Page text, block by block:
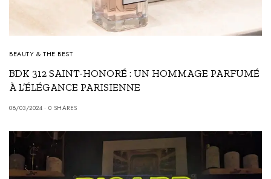
BEAUTY & THE BEST
BDK 312 SAINT-HONORÉ : UN HOMMAGE PARFUMÉ
À L’ÉLÉGANCE PARISIENNE
08/03/2024 0 SHARES